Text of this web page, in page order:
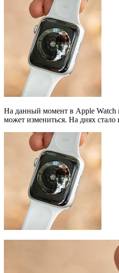
На данный момент в Apple Watch
может измениться. На днях